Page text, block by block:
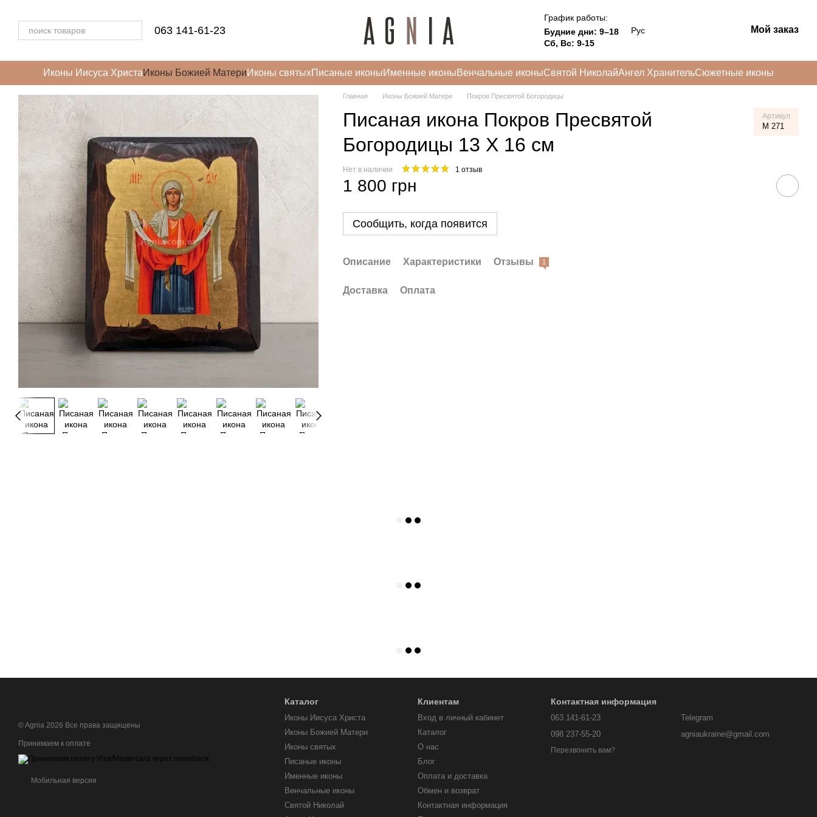
063 141-61-23
График работы:
Будние дни: 9–18
Сб, Вс: 9-15
Рус Мой заказ
Иконы Иисуса ХристаИконы Божией МатериИконы святыхПисаные иконыИменные иконыВенчальные иконыСвятой НиколайАнгел ХранительСюжетные иконы
Главная Иконы Божией Матери Покров Пресвятой Богородицы
Писаная икона Покров Пресвятой
Богородицы 13 Х 16 см
Артикул
M 271
Нет в наличии 1 отзыв
1 800 грн
Сообщить, когда появится
Описание Характеристики Отзывы 1
Доставка Оплата
© Agnia 2026 Все права защищены
Принимаем к оплате
Мобильная версия
Каталог
Иконы Иисуса Христа
Иконы Божией Матери
Иконы святых
Писаные иконы
Именные иконы
Венчальные иконы
Святой Николай
Клиентам
Вход в личный кабинет
Каталог
О нас
Блог
Оплата и доставка
Обмен и возврат
Контактная информация
Контактная информация
063 141-61-23
098 237-55-20
Перезвонить вам?
Telegram
agniaukraine@gmail.com